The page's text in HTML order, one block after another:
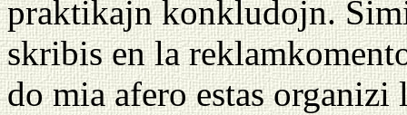
praktikajn konkludojn.
skribis en la
do mia afero estas